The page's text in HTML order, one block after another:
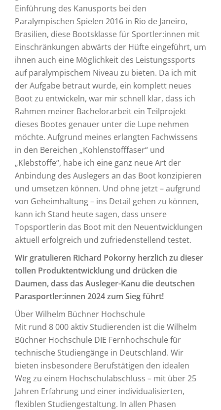
Einführung des Kanusports bei den
Paralympischen Spielen 2016 in Rio de Janeiro,
Brasilien, diese Bootsklasse für Sportler:innen mit
Einschränkungen abwärts der Hüfte eingeführt, um
ihnen auch eine Möglichkeit des Leistungssports
auf paralympischem Niveau zu bieten. Da ich mit
der Aufgabe betraut wurde, ein komplett neues
Boot zu entwickeln, war mir schnell klar, dass ich
Rahmen meiner Bachelorarbeit ein Teilprojekt
dieses Bootes genauer unter die Lupe nehmen
möchte. Aufgrund meines erlangten Fachwissens
in den Bereichen „Kohlenstofffaser“ und
„Klebstoffe“, habe ich eine ganz neue Art der
Anbindung des Auslegers an das Boot konzipieren
und umsetzen können. Und ohne jetzt – aufgrund
von Geheimhaltung – ins Detail gehen zu können,
kann ich Stand heute sagen, dass unsere
Topsportlerin das Boot mit den Neuentwicklungen
aktuell erfolgreich und zufriedenstellend testet.
Wir gratulieren Richard Pokorny herzlich zu dieser
tollen Produktentwicklung und drücken die
Daumen, dass das Ausleger-Kanu die deutschen
Parasportler:innen 2024 zum Sieg führt!
Über Wilhelm Büchner Hochschule
Mit rund 8 000 aktiv Studierenden ist die Wilhelm
Büchner Hochschule DIE Fernhochschule für
technische Studiengänge in Deutschland. Wir
bieten insbesondere Berufstätigen den idealen
Weg zu einem Hochschulabschluss – mit über 25
Jahren Erfahrung und einer individualisierten,
flexiblen Studiengestaltung. In allen Phasen